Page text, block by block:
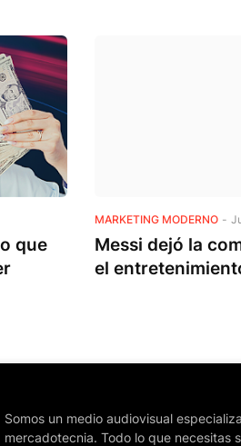
que
MARKETING MODERNO -
Messi dejó la
el
Somos un medio audiovisual
mercadotecnia. Todo lo que necesitas